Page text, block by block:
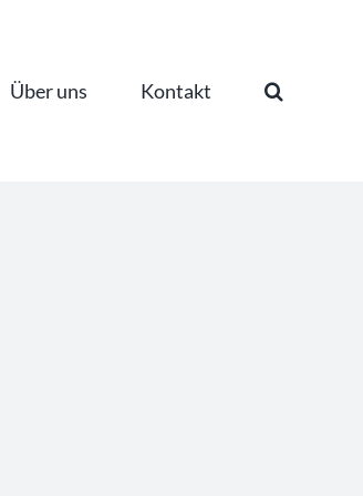
Über uns Kontakt